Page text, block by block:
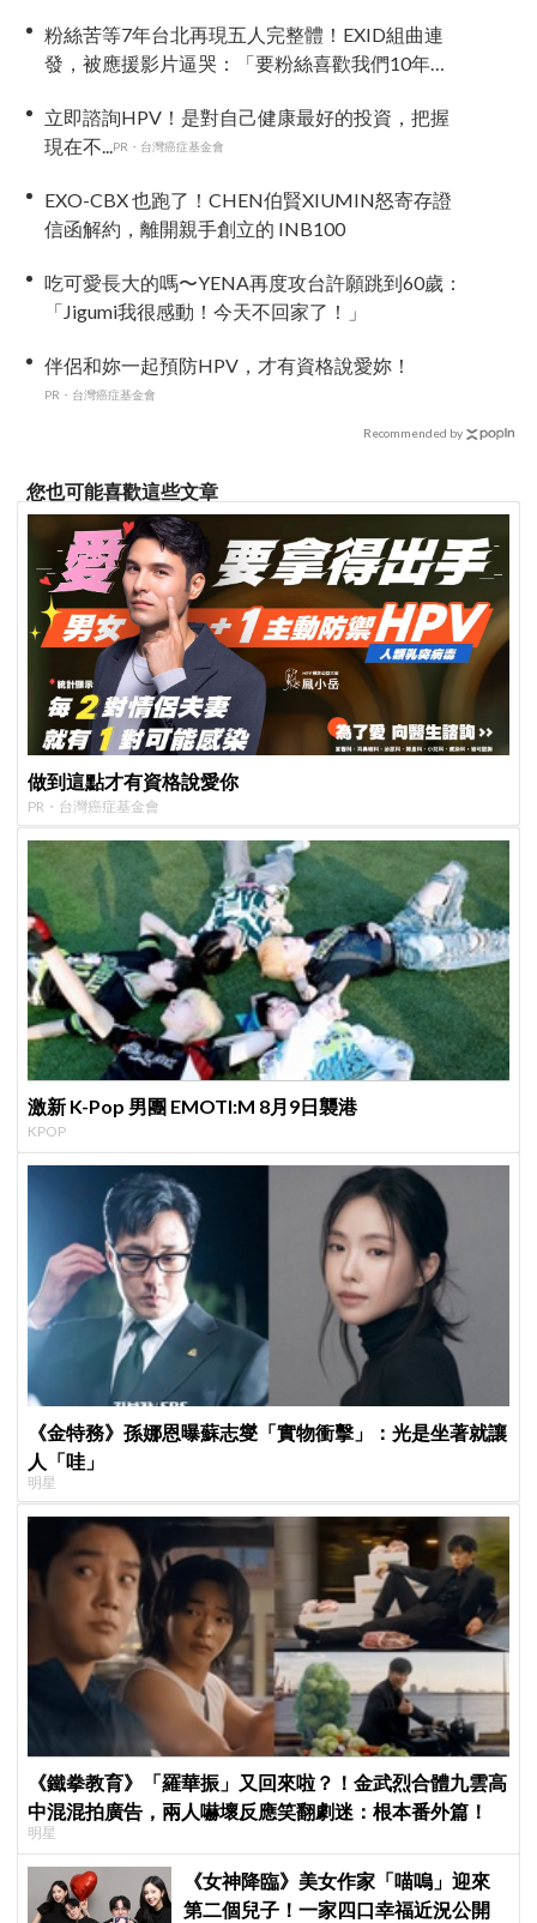
粉絲苦等7年台北再現五人完整體！EXID組曲連
發，被應援影片逼哭：「要粉絲喜歡我們10年不
立即諮詢HPV！是對自己健康最好的投資，把握
現在不...PR・台灣癌症基金會
EXO-CBX 也跑了！CHEN伯賢XIUMIN怒寄存證
信函解約，離開親手創立的 INB100
吃可愛長大的嗎〜YENA再度攻台許願跳到60歲：
「Jigumi我很感動！今天不回家了！」
伴侶和妳一起預防HPV，才有資格說愛妳！
PR・台灣癌症基金會
Recommended by
您也可能喜歡這些文章
做到這點才有資格說愛你
PR・台灣癌症基金會
激新 K-Pop 男團 EMOTI:M 8月9日襲港
KPOP
《金特務》孫娜恩曝蘇志燮「實物衝擊」：光是坐著就讓
人「哇」
明星
《鐵拳教育》「羅華振」又回來啦？！金武烈合體九雲高
中混混拍廣告，兩人嚇壞反應笑翻劇迷：根本番外篇！
明星
《女神降臨》美女作家「喵嗚」迎來
第二個兒子！一家四口幸福近況公開